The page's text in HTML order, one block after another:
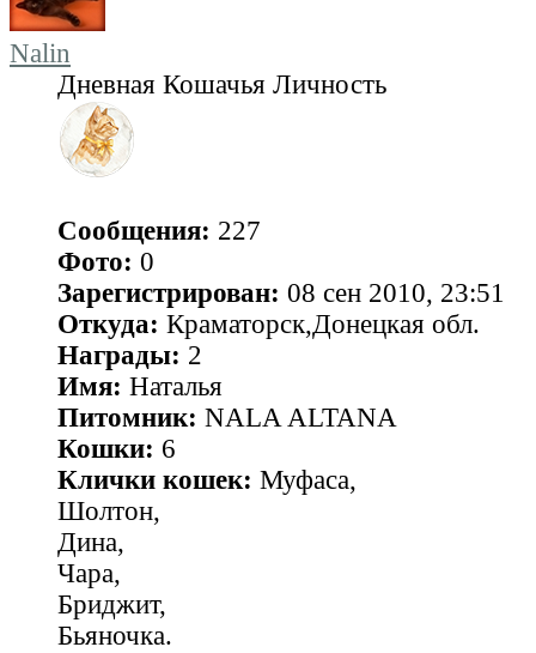
Nalin
Дневная Кошачья Личность
Сообщения: 227
Фото: 0
Зарегистрирован: 08 сен 2010, 23:51
Откуда: Краматорск,Донецкая обл.
Награды: 2
Имя: Наталья
Питомник: NALA ALTANA
Кошки: 6
Клички кошек: Муфаса,
Шолтон,
Дина,
Чара,
Бриджит,
Бьяночка.